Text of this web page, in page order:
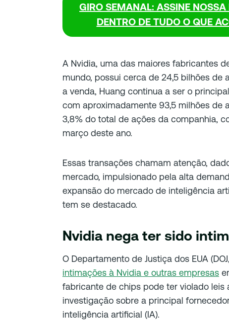
GIRO SEMANAL: ASSINE NOSSA
DENTRO DE TUDO O QUE
A Nvidia, uma das maiores fabricantes
mundo, possui cerca de 24,5 bilhões de
a venda, Huang continua a ser o
com aproximadamente 93,5 milhões de
3,8% do total de ações da companhia,
março deste ano.
Essas transações chamam atenção,
mercado, impulsionado pela alta
expansão do mercado de inteligência
tem se destacado.
Nvidia nega ter sido
O Departamento de Justiça dos EUA
intimações à Nvidia e outras empresas
fabricante de chips pode ter violado leis
investigação sobre a principal
inteligência artificial (IA).